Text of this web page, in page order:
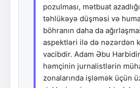
pozulması, mətbuat
təhlükəyə düşməsi və
böhranın daha da
aspektləri ilə də nəzərdən
vacibdir. Adam Əbu
həmçinin jurnalistlərin
zonalarında işləmək üçün